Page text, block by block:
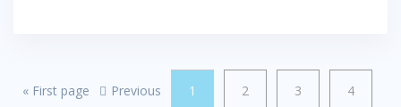
« First page Previous 1 2 3 4